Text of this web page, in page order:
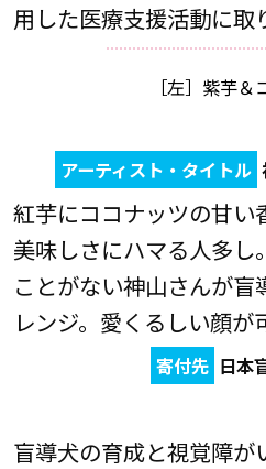
用した医療支援活動に取
［左］紫芋
アーティスト・タイトル
紅芋にココナッツの甘い
美味しさにハマる人多し
ことがない神山さんが
レンジ。愛くるしい顔が
寄付先 日本
盲導犬の育成と視覚障が